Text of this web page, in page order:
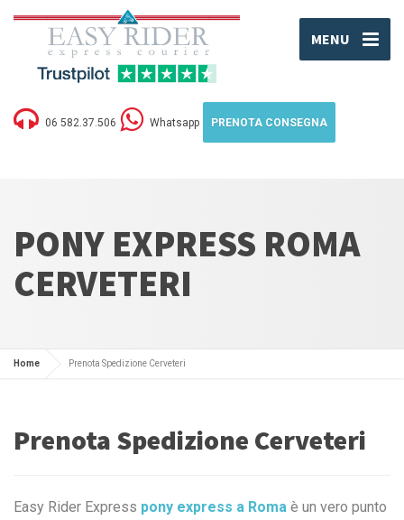
MENU
06 582.37.506 Whatsapp PRENOTA CONSEGNA
PONY EXPRESS ROMA
CERVETERI
Home Prenota Spedizione Cerveteri
Prenota Spedizione Cerveteri
Easy Rider Express pony express a Roma è un vero punto